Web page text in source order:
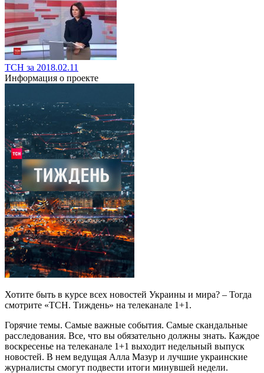
ТСН за 2018.02.11
Информация о проекте
Хотите быть в курсе всех новостей Украины и мира? – Тогда
смотрите «ТСН. Тиждень» на телеканале 1+1.
Горячие темы. Самые важные события. Самые скандальные
расследования. Все, что вы обязательно должны знать. Каждое
воскресенье на телеканале 1+1 выходит недельный выпуск
новостей. В нем ведущая Алла Мазур и лучшие украинские
журналисты смогут подвести итоги минувшей недели.